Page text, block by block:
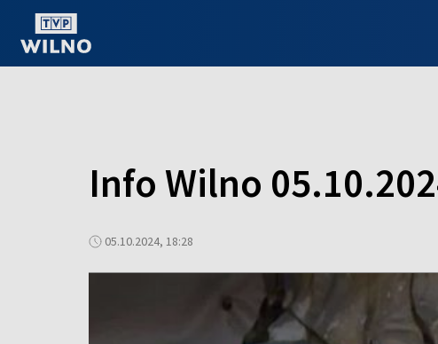
Info Wilno
05.10.2024, 18:28